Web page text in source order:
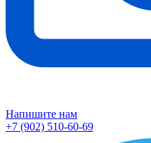
Напишите нам
+7 (902) 510-60-69